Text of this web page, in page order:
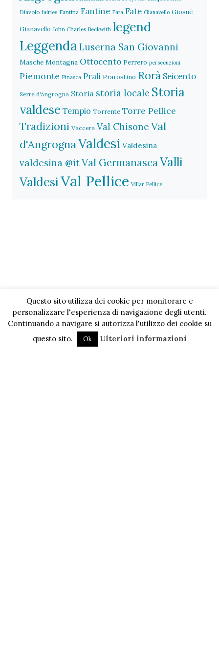
Diavolo fairies Fantina Fantine Fata Fate Gianavello Giosuè
Gianavello John Charles Beckwith legend
Leggenda Luserna San Giovanni
Masche Montagna Ottocento Perrero persecuzioni
Piemonte Pinasca Prali Prarostino Rorà Seicento
Serre d'Angrogna Storia storia locale Storia
valdese Tempio Torrente Torre Pellice
Tradizioni Vaccera Val Chisone Val
d'AngrognaValdesi Valdesina
valdesina @itVal GermanascaValli
ValdesiVal Pellice Villar Pellice
Questo sito utilizza dei cookie per monitorare e
personalizzare l'esperienza di navigazione degli utenti.
Continuando a navigare si autorizza l'utilizzo dei cookie su
questo sito.
Ok Ulteriori informazioni